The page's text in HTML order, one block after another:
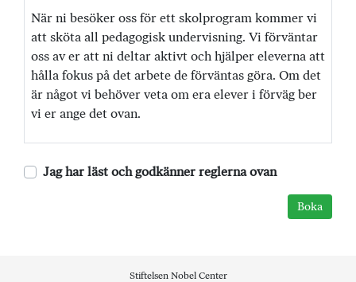
När ni besöker oss för ett skolprogram kommer vi
att sköta all pedagogisk undervisning. Vi förväntar
oss av er att ni deltar aktivt och hjälper eleverna att
hålla fokus på det arbete de förväntas göra. Om det
är något vi behöver veta om era elever i förväg ber
vi er ange det ovan.
Jag har läst och godkänner reglerna ovan
Stiftelsen Nobel Center